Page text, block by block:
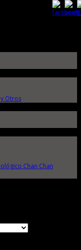
Otros
Chan Chan